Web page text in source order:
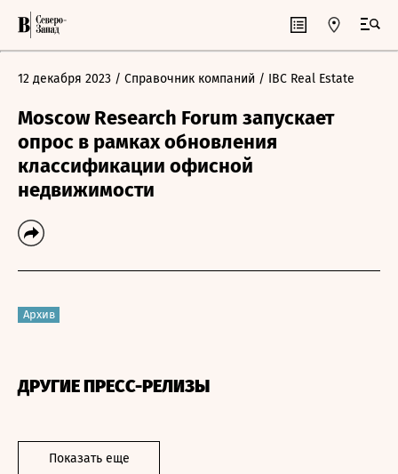
12 декабря 2023 / Справочник компаний / IBC Real Estate
Moscow Research Forum запускает
опрос в рамках обновления
классификации офисной
недвижимости
Архив
ДРУГИЕ ПРЕСС-РЕЛИЗЫ
Показать еще